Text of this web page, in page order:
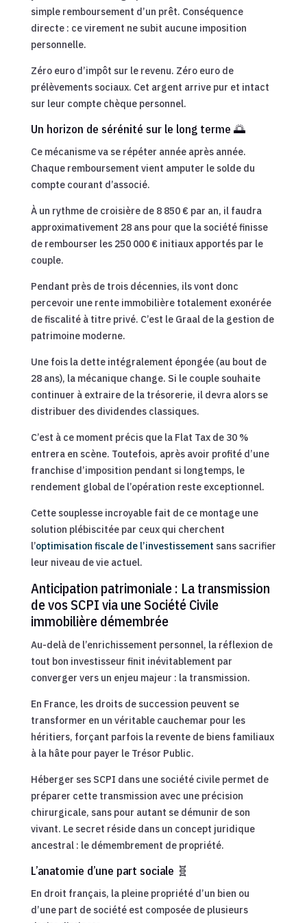
simple remboursement d’un prêt. Conséquence
directe : ce virement ne subit aucune imposition
personnelle.
Zéro euro d’impôt sur le revenu. Zéro euro de
prélèvements sociaux. Cet argent arrive pur et intact
sur leur compte chèque personnel.
Un horizon de sérénité sur le long terme 🌅
Ce mécanisme va se répéter année après année.
Chaque remboursement vient amputer le solde du
compte courant d’associé.
À un rythme de croisière de 8 850 € par an, il faudra
approximativement 28 ans pour que la société finisse
de rembourser les 250 000 € initiaux apportés par le
couple.
Pendant près de trois décennies, ils vont donc
percevoir une rente immobilière totalement exonérée
de fiscalité à titre privé. C’est le Graal de la gestion de
patrimoine moderne.
Une fois la dette intégralement épongée (au bout de
28 ans), la mécanique change. Si le couple souhaite
continuer à extraire de la trésorerie, il devra alors se
distribuer des dividendes classiques.
C’est à ce moment précis que la Flat Tax de 30 %
entrera en scène. Toutefois, après avoir profité d’une
franchise d’imposition pendant si longtemps, le
rendement global de l’opération reste exceptionnel.
Cette souplesse incroyable fait de ce montage une
solution plébiscitée par ceux qui cherchent
l’optimisation fiscale de l’investissement sans sacrifier
leur niveau de vie actuel.
Anticipation patrimoniale : La transmission
de vos SCPI via une Société Civile
immobilière démembrée
Au-delà de l’enrichissement personnel, la réflexion de
tout bon investisseur finit inévitablement par
converger vers un enjeu majeur : la transmission.
En France, les droits de succession peuvent se
transformer en un véritable cauchemar pour les
héritiers, forçant parfois la revente de biens familiaux
à la hâte pour payer le Trésor Public.
Héberger ses SCPI dans une société civile permet de
préparer cette transmission avec une précision
chirurgicale, sans pour autant se démunir de son
vivant. Le secret réside dans un concept juridique
ancestral : le démembrement de propriété.
L’anatomie d’une part sociale 🧬
En droit français, la pleine propriété d’un bien ou
d’une part de société est composée de plusieurs